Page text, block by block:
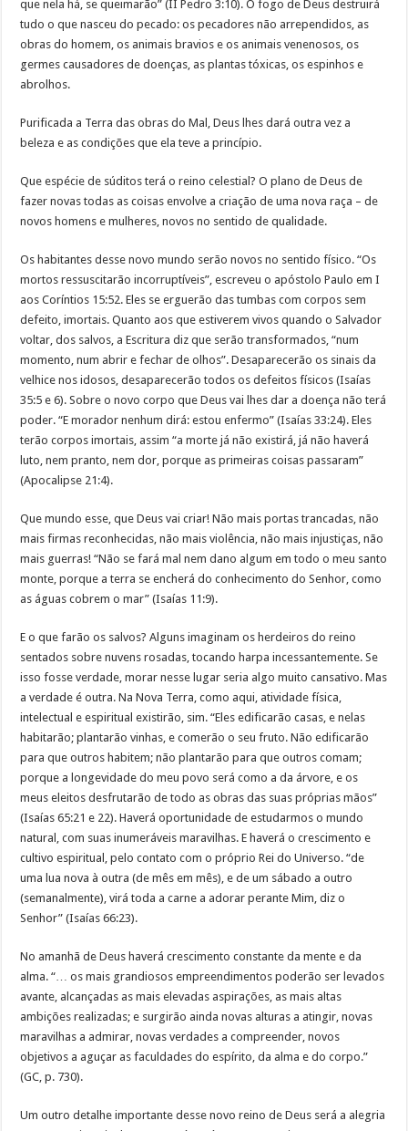
que nela há, se queimarão” (II Pedro 3:10). O fogo de Deus destruirá
tudo o que nasceu do pecado: os pecadores não arrependidos, as
obras do homem, os animais bravios e os animais venenosos, os
germes causadores de doenças, as plantas tóxicas, os espinhos e
abrolhos.
Purificada a Terra das obras do Mal, Deus lhes dará outra vez a
beleza e as condições que ela teve a princípio.
Que espécie de súditos terá o reino celestial? O plano de Deus de
fazer novas todas as coisas envolve a criação de uma nova raça – de
novos homens e mulheres, novos no sentido de qualidade.
Os habitantes desse novo mundo serão novos no sentido físico. “Os
mortos ressuscitarão incorruptíveis”, escreveu o apóstolo Paulo em I
aos Coríntios 15:52. Eles se erguerão das tumbas com corpos sem
defeito, imortais. Quanto aos que estiverem vivos quando o Salvador
voltar, dos salvos, a Escritura diz que serão transformados, “num
momento, num abrir e fechar de olhos”. Desaparecerão os sinais da
velhice nos idosos, desaparecerão todos os defeitos físicos (Isaías
35:5 e 6). Sobre o novo corpo que Deus vai lhes dar a doença não terá
poder. “E morador nenhum dirá: estou enfermo” (Isaías 33:24). Eles
terão corpos imortais, assim “a morte já não existirá, já não haverá
luto, nem pranto, nem dor, porque as primeiras coisas passaram”
(Apocalipse 21:4).
Que mundo esse, que Deus vai criar! Não mais portas trancadas, não
mais firmas reconhecidas, não mais violência, não mais injustiças, não
mais guerras! “Não se fará mal nem dano algum em todo o meu santo
monte, porque a terra se encherá do conhecimento do Senhor, como
as águas cobrem o mar” (Isaías 11:9).
E o que farão os salvos? Alguns imaginam os herdeiros do reino
sentados sobre nuvens rosadas, tocando harpa incessantemente. Se
isso fosse verdade, morar nesse lugar seria algo muito cansativo. Mas
a verdade é outra. Na Nova Terra, como aqui, atividade física,
intelectual e espiritual existirão, sim. “Eles edificarão casas, e nelas
habitarão; plantarão vinhas, e comerão o seu fruto. Não edificarão
para que outros habitem; não plantarão para que outros comam;
porque a longevidade do meu povo será como a da árvore, e os
meus eleitos desfrutarão de todo as obras das suas próprias mãos”
(Isaías 65:21 e 22). Haverá oportunidade de estudarmos o mundo
natural, com suas inumeráveis maravilhas. E haverá o crescimento e
cultivo espiritual, pelo contato com o próprio Rei do Universo. “de
uma lua nova à outra (de mês em mês), e de um sábado a outro
(semanalmente), virá toda a carne a adorar perante Mim, diz o
Senhor” (Isaías 66:23).
No amanhã de Deus haverá crescimento constante da mente e da
alma. “… os mais grandiosos empreendimentos poderão ser levados
avante, alcançadas as mais elevadas aspirações, as mais altas
ambições realizadas; e surgirão ainda novas alturas a atingir, novas
maravilhas a admirar, novas verdades a compreender, novos
objetivos a aguçar as faculdades do espírito, da alma e do corpo.”
(GC, p. 730).
Um outro detalhe importante desse novo reino de Deus será a alegria